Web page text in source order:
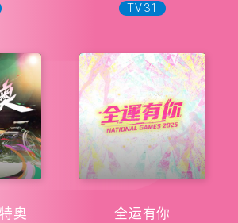
TV31
奥 全运有你